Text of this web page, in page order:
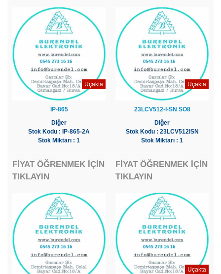
Uçakta
IP-865
Diğer
Stok Kodu : IP-865-2A
Stok Miktarı : 1
FİYAT ÖĞRENMEK İÇİN
TIKLAYIN
Uçakta
23LCV512-I-SN SO8
Diğer
Stok Kodu : 23LCV512ISN
Stok Miktarı : 1
FİYAT ÖĞRENMEK İÇİN
TIKLAYIN
Uçakta